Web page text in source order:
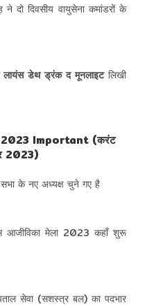
ने दो दिवसीय वायुसेना कमांडरों के
लायंस डेथ ड्रंक द मूनलाइटलिखी
Important (करंट
2023)
सभा के नए अध्यक्ष चुने गए है
आजीविका मेला 2023 कहाँ शुरू
सेवा (सशस्त्र बल) का पदभार